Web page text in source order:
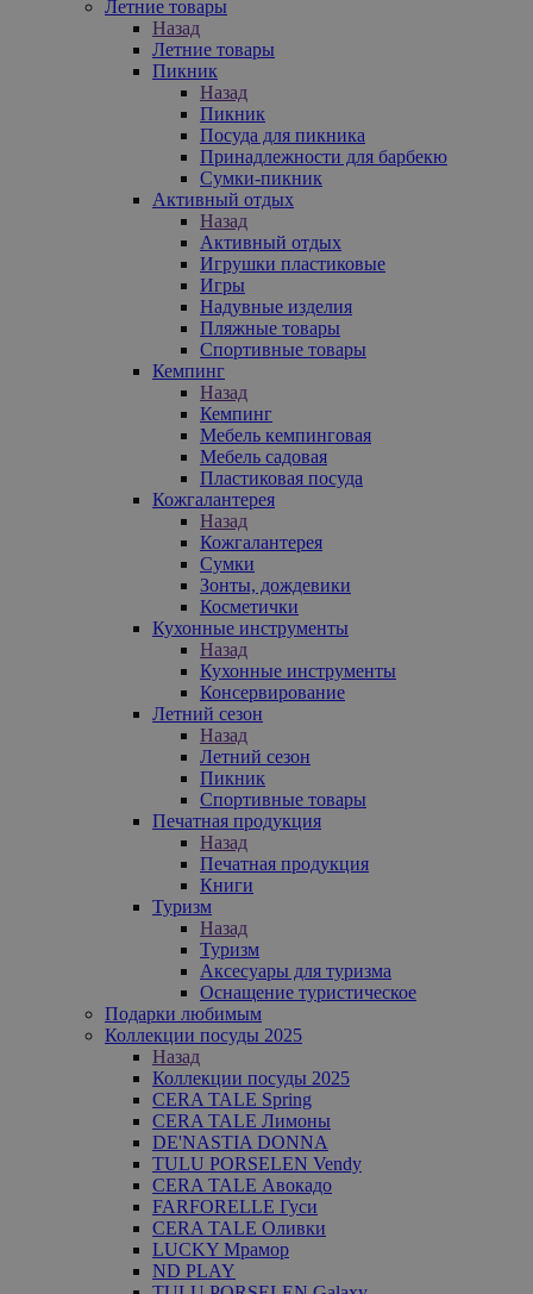
Летние товары
Назад
Летние товары
Пикник
Назад
Пикник
Посуда для пикника
Принадлежности для барбекю
Сумки-пикник
Активный отдых
Назад
Активный отдых
Игрушки пластиковые
Игры
Надувные изделия
Пляжные товары
Спортивные товары
Кемпинг
Назад
Кемпинг
Мебель кемпинговая
Мебель садовая
Пластиковая посуда
Кожгалантерея
Назад
Кожгалантерея
Сумки
Зонты, дождевики
Косметички
Кухонные инструменты
Назад
Кухонные инструменты
Консервирование
Летний сезон
Назад
Летний сезон
Пикник
Спортивные товары
Печатная продукция
Назад
Печатная продукция
Книги
Туризм
Назад
Туризм
Аксесуары для туризма
Оснащение туристическое
Подарки любимым
Коллекции посуды 2025
Назад
Коллекции посуды 2025
CERA TALE Spring
CERA TALE Лимоны
DE'NASTIA DONNA
TULU PORSELEN Vendy
CERA TALE Авокадо
FARFORELLE Гуси
CERA TALE Оливки
LUCKY Мрамор
ND PLAY